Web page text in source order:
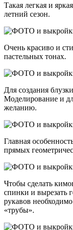
Такая легкая и
летний сезон.
Очень красиво и
пастельных тонах.
Для создания
Моделирование и
желанию.
Главная
прямых
Чтобы сделать
спинки и вырезать
рукавов
«трубы».